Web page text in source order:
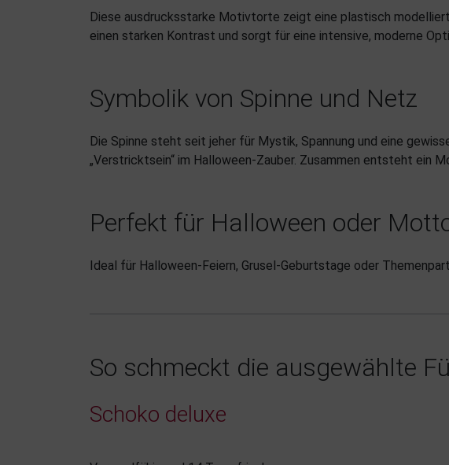
Diese ausdrucksstarke Motivtorte zeigt eine plastisch
einen starken Kontrast und sorgt für eine intensive, moderne
Symbolik von Spinne und Netz
Die Spinne steht seit jeher für Mystik, Spannung und eine
„Verstricktsein“ im Halloween-Zauber. Zusammen entsteht ein
Perfekt für Halloween oder
Ideal für Halloween-Feiern, Grusel-Geburtstage oder
So schmeckt die ausgewählte
Schoko deluxe